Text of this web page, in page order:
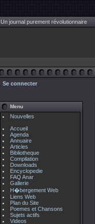
Un journal purement révolutionnaire
Se connecter
Menu
Nouvelles
Accueil
Agenda
Annuaire
Articles
Bibliotheque
Compilation
Downloads
Encyclopedie
FAQ Anar
Gallerie
H�bergement Web
Liens Web
Plan du Site
Poemes et Chansons
Sujets actifs
Videos